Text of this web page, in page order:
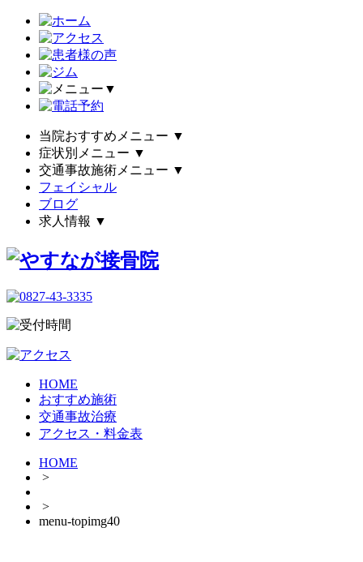
▼
当院おすすめメニュー ▼
症状別メニュー ▼
交通事故施術メニュー ▼
フェイシャル
ブログ
求人情報 ▼
HOME
おすすめ施術
交通事故治療
アクセス・料金表
HOME
>
>
menu-topimg40